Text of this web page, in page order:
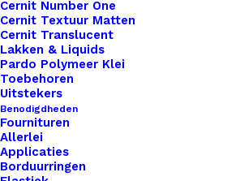
Cernit Number One
Cernit Textuur Matten
Cernit Translucent
Lakken & Liquids
Pardo Polymeer Klei
Toebehoren
Uitstekers
Benodigdheden
Fournituren
Allerlei
Applicaties
Borduurringen
Categorie
Binnen 1-3 werkdagen verzonden
Veilig betalen
Unieke en kwaliteitsproducten